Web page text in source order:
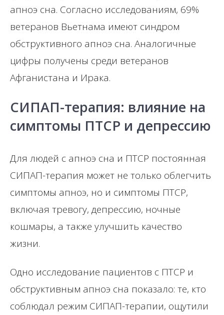
апноэ сна. Согласно исследованиям, 69%
ветеранов Вьетнама имеют синдром
обструктивного апноэ сна. Аналогичные
цифры получены среди ветеранов
Афганистана и Ирака.
СИПАП-терапия: влияние на
симптомы ПТСР и депрессию
Для людей с апноэ сна и ПТСР постоянная
СИПАП-терапия может не только облегчить
симптомы апноэ, но и симптомы ПТСР,
включая тревогу, депрессию, ночные
кошмары, а также улучшить качество
жизни.
Одно исследование пациентов с ПТСР и
обструктивным апноэ сна показало: те, кто
соблюдал режим СИПАП-терапии, ощутили